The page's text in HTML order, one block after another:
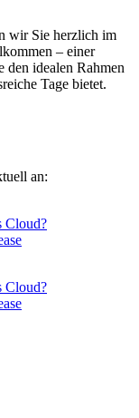
wir Sie herzlich im
– einer
den idealen Rahmen
Tage bietet.
an:
Cloud?
Cloud?